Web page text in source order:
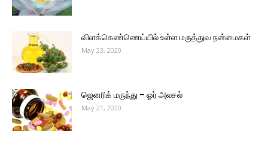
விளக்கெண்ணெய்யில் உள்ள மருத்துவ நன்மைகள்
May 23, 2020
ஜெனரிக் மருந்து – ஓர் அலசல்
May 21, 2020